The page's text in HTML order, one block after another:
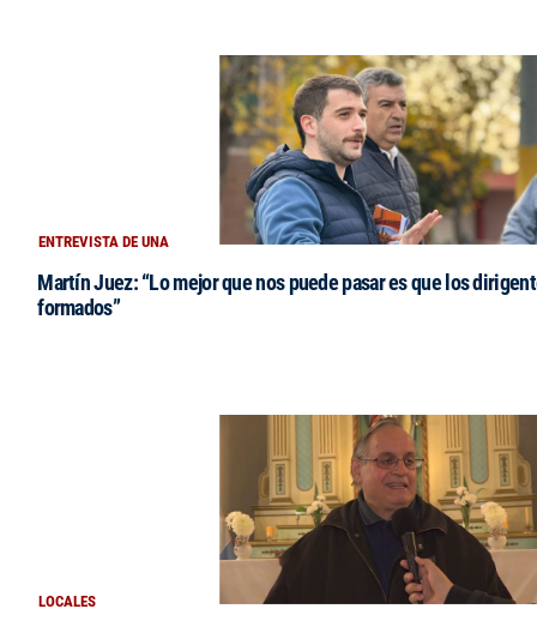
ENTREVISTA DE UNA
Martín Juez: “Lo mejor que nos puede pasar es que los
formados”
LOCALES